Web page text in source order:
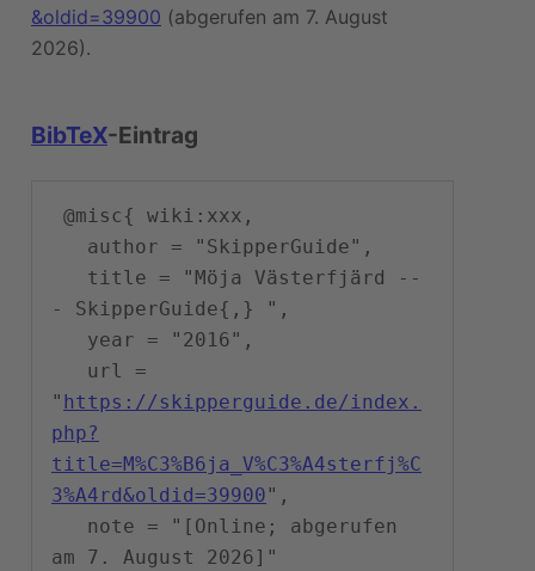
&oldid=39900 (abgerufen am 7. August
2026).
BibTeX-Eintrag
- SkipperGuide{,} ",
" https://skipperguide.de/index.
php?
title=M%C3%B6ja_V%C3%A4sterfj%C
3%A4rd&oldid=39900",
am 7. August 2026]"